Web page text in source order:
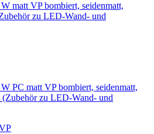
matt VP bombiert, seidenmatt,
zu LED-Wand- und
PC matt VP bombiert, seidenmatt,
zu LED-Wand- und